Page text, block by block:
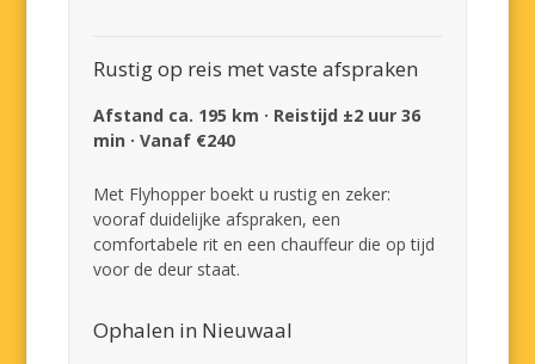
Rustig op reis met vaste afspraken
Afstand ca. 195 km · Reistijd ±2 uur 36
min · Vanaf €240
Met Flyhopper boekt u rustig en zeker:
vooraf duidelijke afspraken, een
comfortabele rit en een chauffeur die op tijd
voor de deur staat.
Ophalen in Nieuwaal